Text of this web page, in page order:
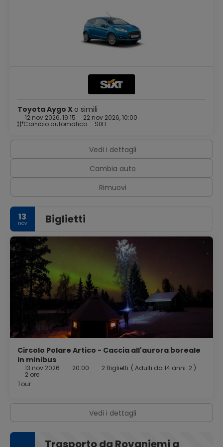
Toyota Aygo X o simili
12 nov 2026, 19:15 22 nov 2026, 10:00
Cambio automatico SIXT
Vedi i dettagli
Cambia auto
Rimuovi
13
nov Biglietti
Circolo Polare Artico - Caccia all'aurora boreale
in minibus
13 nov 2026 20:00 2 Biglietti ( Adulti da 14 anni: 2 )
2 ore
Tour
Vedi i dettagli
Trasporto da Rovaniemi a